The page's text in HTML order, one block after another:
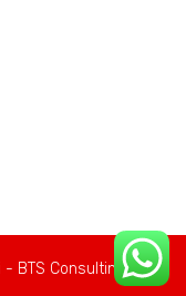
- BTS Consulting